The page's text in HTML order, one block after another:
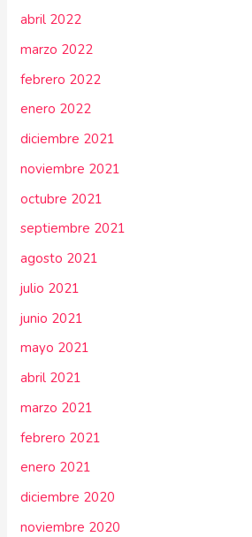
abril 2022
marzo 2022
febrero 2022
enero 2022
diciembre 2021
noviembre 2021
octubre 2021
septiembre 2021
agosto 2021
julio 2021
junio 2021
mayo 2021
abril 2021
marzo 2021
febrero 2021
enero 2021
diciembre 2020
noviembre 2020